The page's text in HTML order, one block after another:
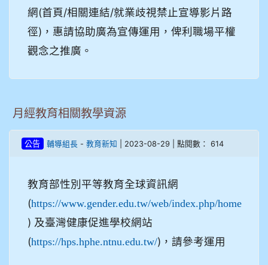
網(首頁/相關連結/就業歧視禁止宣導影片路
徑)，惠請協助廣為宣傳運用，俾利職場平權
觀念之推廣。
月經教育相關教學資源
公告 輔導組長 - 教育新知 | 2023-08-29 | 點閱數： 614
教育部性別平等教育全球資訊網
(https://www.gender.edu.tw/web/index.php/home
) 及臺灣健康促進學校網站
(https://hps.hphe.ntnu.edu.tw/)，請參考運用